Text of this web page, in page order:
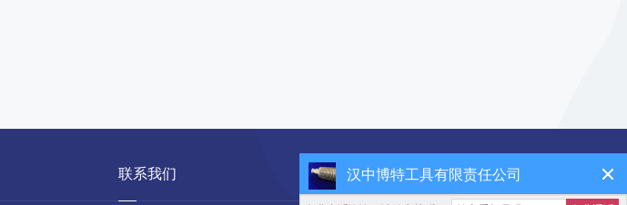
联系我们 扫码咨询
汉中博特工具有限责任公司